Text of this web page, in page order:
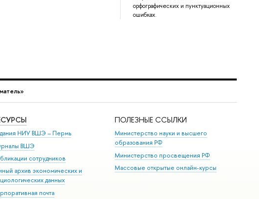
орфографических и пунктуационных
ошибках.
НИУ ВШЭ ­– Пермь
ВШЭ
сотрудников
архив экономических и
данных
почта
ПОЛЕЗНЫЕ ССЫЛКИ
Министерство науки и высшего
образования РФ
Министерство просвещения РФ
Массовые открытые онлайн-курсы